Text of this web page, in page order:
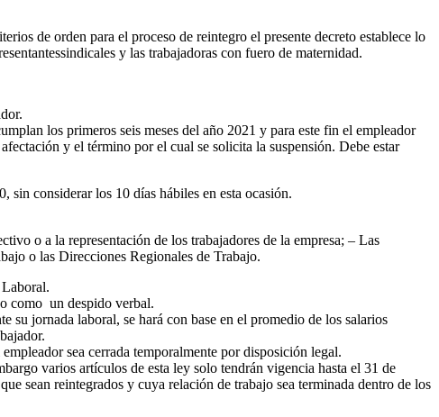
de orden para el proceso de reintegro el presente decreto establece lo
y las trabajadoras con fuero de maternidad.
los primeros seis meses del año 2021 y para este fin el empleador
y el término por el cual se solicita la suspensión. Debe estar
sin considerar los 10 días hábiles en esta ocasión.
o a la representación de los trabajadores de la empresa; – Las
o las Direcciones Regionales de Trabajo.
como un despido verbal.
su jornada laboral, se hará con base en el promedio de los salarios
sea cerrada temporalmente por disposición legal.
varios artículos de esta ley solo tendrán vigencia hasta el 31 de
sean reintegrados y cuya relación de trabajo sea terminada dentro de los